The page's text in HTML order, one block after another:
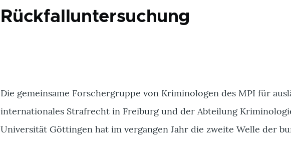
Rückfalluntersuchung
Die gemeinsame Forschergruppe von Kriminologen des MPI für
internationales Strafrecht in Freiburg und der Abteilung
Universität Göttingen hat im vergangen Jahr die zweite Welle der